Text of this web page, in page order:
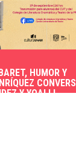
HUMOR Y
Y YOALLI